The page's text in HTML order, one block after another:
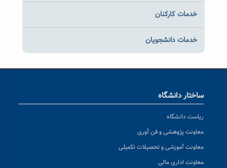
خدمات کارکنان
خدمات دانشجویان
ساختار دانشگاه
ریاست دانشگاه
معاونت پژوهشی و فن آوری
معاونت آموزشی و تحصیلات تکمیلی
معاونت اداری مالی